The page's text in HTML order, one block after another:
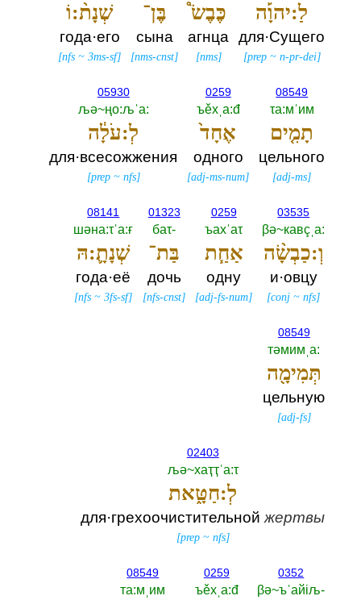
לַ:יהוָ֡ה
для·Сущего
[prep~ n-pr-dei]
כֶּבֶשׂ֩
агнца
[nms]
בֶּן־
сына
[nms-cnst]
שְׁנָת֨:וֹ
года·его
[nfs ~3ms-sf]
08549
τа:мˈим
תָמִ֤ים
цельного
[adj-ms]
0259
ъěхˌа:đ
אֶחָד֙
одного
[adj-ms-num]
05930
љә~ңо:љˈа:‎
לְ:עֹלָ֔ה
для·всесожжения
[prep~ nfs]
03535
βә~кавçˌа:‎
וְ:כַבְשָׂ֨ה
и·овцу
[conj ~nfs]
0259
ъахˈаτ
אַחַ֧ת
одну
[adj-fs-num]
01323
баτ-‎
בַּת־
дочь
[nfs-cnst]
08141
шәна:τˈа:ғ
שְׁנָתָ֛:הּ
года·её
[nfs ~3fs-sf]
08549
тәмимˌа:‎
תְּמִימָ֖ה
цельную
[adj-fs]
02403
љә~хаҭҭˈа:τ
לְ:חַטָּ֑את
для·грехоочистительнойжертвы
[prep~ nfs]
0352
βә~ъˈайiљ-‎
0259
ъěхˌа:đ
08549
та:мˌим